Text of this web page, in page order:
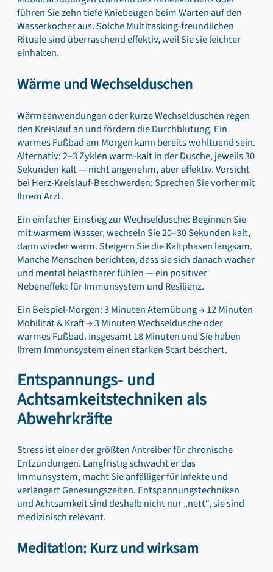
führen Sie zehn tiefe Kniebeugen beim Warten auf den
Wasserkocher aus. Solche Multitasking-freundlichen
Rituale sind überraschend effektiv, weil Sie sie leichter
einhalten.
Wärme und Wechselduschen
Wärmeanwendungen oder kurze Wechselduschen regen
den Kreislauf an und fördern die Durchblutung. Ein
warmes Fußbad am Morgen kann bereits wohltuend sein.
Alternativ: 2–3 Zyklen warm-kalt in der Dusche, jeweils 30
Sekunden kalt — nicht angenehm, aber effektiv. Vorsicht
bei Herz-Kreislauf-Beschwerden: Sprechen Sie vorher mit
Ihrem Arzt.
Ein einfacher Einstieg zur Wechseldusche: Beginnen Sie
mit warmem Wasser, wechseln Sie 20–30 Sekunden kalt,
dann wieder warm. Steigern Sie die Kaltphasen langsam.
Manche Menschen berichten, dass sie sich danach wacher
und mental belastbarer fühlen — ein positiver
Nebeneffekt für Immunsystem und Resilienz.
Ein Beispiel-Morgen: 3 Minuten Atemübung → 12 Minuten
Mobilität & Kraft → 3 Minuten Wechseldusche oder
warmes Fußbad. Insgesamt 18 Minuten und Sie haben
Ihrem Immunsystem einen starken Start beschert.
Entspannungs- und
Achtsamkeitstechniken als
Abwehrkräfte
Stress ist einer der größten Antreiber für chronische
Entzündungen. Langfristig schwächt er das
Immunsystem, macht Sie anfälliger für Infekte und
verlängert Genesungszeiten. Entspannungstechniken
und Achtsamkeit sind deshalb nicht nur „nett“, sie sind
medizinisch relevant.
Meditation: Kurz und wirksam